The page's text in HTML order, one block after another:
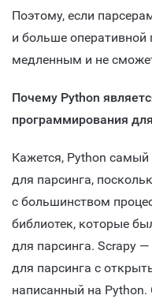
Поэтому, если
и больше
медленным и не
Почему Python
программирования
Кажется, Python
для парсинга,
с большинством
библиотек, которые
для парсинга. Scrapy
для парсинга с
написанный на